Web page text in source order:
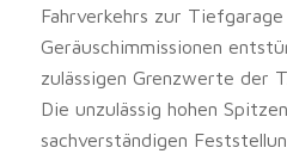
Fahrverkehrs zur Tiefgarage
Geräuschimmissionen
zulässigen Grenzwerte der
Die unzulässig hohen
sachverständigen